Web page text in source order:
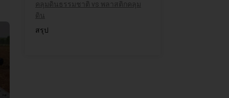
คลุมดินธรรมชาติ vs พลาสติกคลุม
ดิน
สรุป